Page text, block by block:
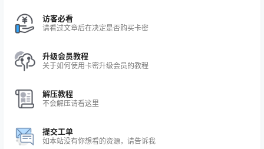
访客必看
请看过文章后在决定是否购买卡密
升级会员教程
关于如何使用卡密升级会员的教程
解压教程
不会解压请看这里
提交工单
如本站没有你想看的资源，请告诉我